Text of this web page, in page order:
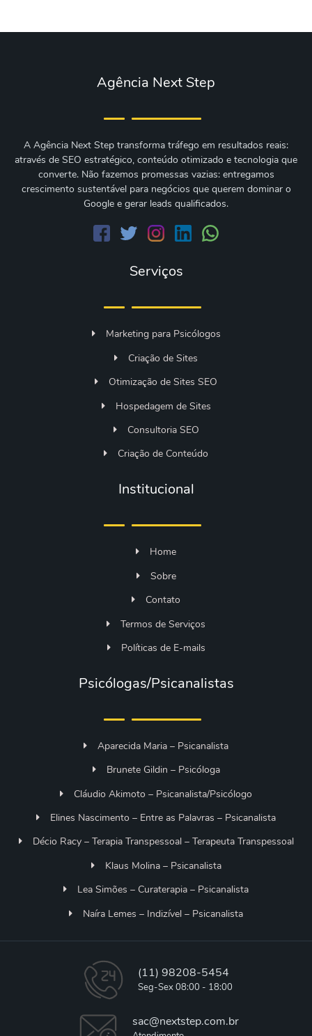
Agência Next Step
A Agência Next Step transforma tráfego em resultados reais:
através de SEO estratégico, conteúdo otimizado e tecnologia que
converte. Não fazemos promessas vazias: entregamos
crescimento sustentável para negócios que querem dominar o
Google e gerar leads qualificados.
Serviços
Marketing para Psicólogos
Criação de Sites
Otimização de Sites SEO
Hospedagem de Sites
Consultoria SEO
Criação de Conteúdo
Institucional
Home
Sobre
Contato
Termos de Serviços
Políticas de E-mails
Psicólogas/Psicanalistas
Aparecida Maria – Psicanalista
Brunete Gildin – Psicóloga
Cláudio Akimoto – Psicanalista/Psicólogo
Elines Nascimento – Entre as Palavras – Psicanalista
Décio Racy – Terapia Transpessoal – Terapeuta Transpessoal
Klaus Molina – Psicanalista
Lea Simões – Curaterapia – Psicanalista
Naíra Lemes – Indizível – Psicanalista
(11) 98208-5454
Seg-Sex 08:00 - 18:00
sac@nextstep.com.br